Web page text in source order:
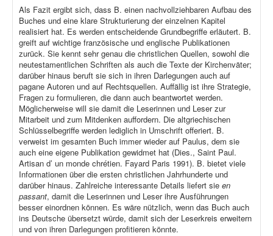
Als Fazit ergibt sich, dass B. einen nachvollziehbaren Aufbau des
Buches und eine klare Strukturierung der einzelnen Kapitel
realisiert hat. Es werden entscheidende Grundbegriffe erläutert. B.
greift auf wichtige französische und englische Publikationen
zurück. Sie kennt sehr genau die christlichen Quellen, sowohl die
neutestamentlichen Schriften als auch die Texte der Kirchenväter;
darüber hinaus beruft sie sich in ihren Darlegungen auch auf
pagane Autoren und auf Rechtsquellen. Auffällig ist ihre Strategie,
Fragen zu formulieren, die dann auch beantwortet werden.
Möglicherweise will sie damit die Leserinnen und Leser zur
Mitarbeit und zum Mitdenken auffordern. Die altgriechischen
Schlüsselbegriffe werden lediglich in Umschrift offeriert. B.
verweist im gesamten Buch immer wieder auf Paulus, dem sie
auch eine eigene Publikation gewidmet hat (Dies., Saint Paul.
Artisan d’ un monde chrétien. Fayard Paris 1991). B. bietet viele
Informationen über die ersten christlichen Jahrhunderte und
darüber hinaus. Zahlreiche interessante Details liefert sie en
passant, damit die Leserinnen und Leser ihre Ausführungen
besser einordnen können. Es wäre nützlich, wenn das Buch auch
ins Deutsche übersetzt würde, damit sich der Leserkreis erweitern
und von ihren Darlegungen profitieren könnte.